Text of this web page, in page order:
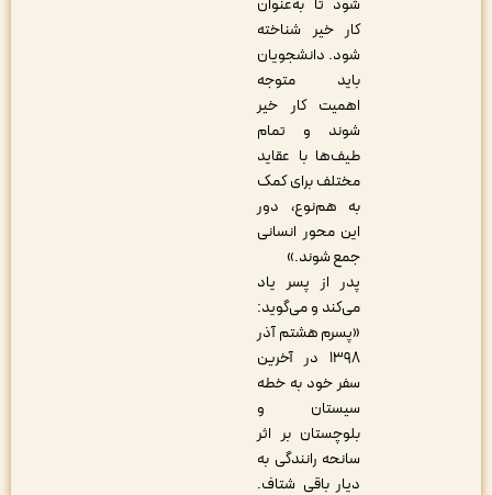
شود تا به‌عنوان
کار خیر شناخته
شود. دانشجویان
باید متوجه
اهمیت کار خیر
شوند و تمام
طیف‌ها با عقاید
مختلف برای کمک
به هم‌نوع، دور
این محور انسانی
جمع شوند.»
پدر از پسر یاد
می‌کند و می‌گوید:
«پسرم هشتم آذر
۱۳۹۸ در آخرین
سفر خود به خطه
سیستان و
بلوچستان بر اثر
سانحه رانندگی به
دیار باقی شتاف.